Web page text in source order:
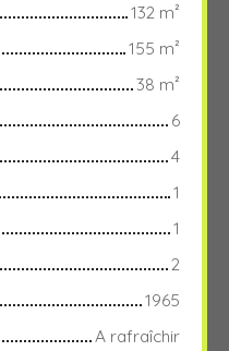
132 m²
155 m²
38 m²
6
4
1
1
2
1965
A rafraîchir